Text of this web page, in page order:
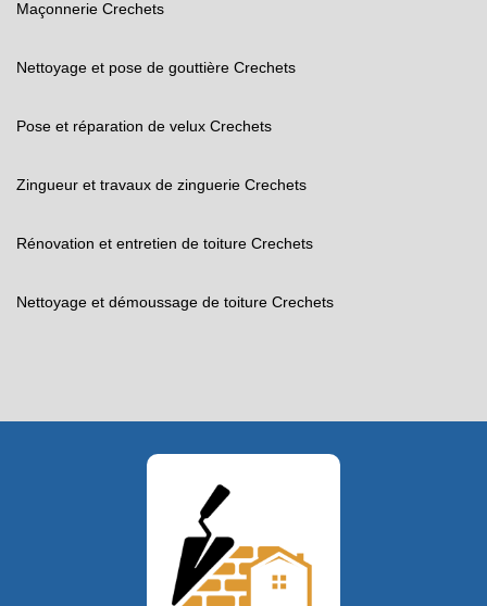
Maçonnerie Crechets
Nettoyage et pose de gouttière Crechets
Pose et réparation de velux Crechets
Zingueur et travaux de zinguerie Crechets
Rénovation et entretien de toiture Crechets
Nettoyage et démoussage de toiture Crechets